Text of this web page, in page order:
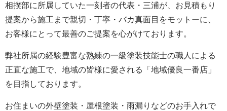
相撲部に所属していた一刻者の代表・三浦が、お見積もり
提案から施工まで親切・丁寧・バカ真面目をモットーに、
お客様にとって最善のご提案を心がけております。
弊社所属の経験豊富な熟練の一級塗装技能士の職人による
正直な施工で、地域の皆様に愛される「地域優良一番店」
を目指しております。
お住まいの外壁塗装・屋根塗装・雨漏りなどのお手入れで